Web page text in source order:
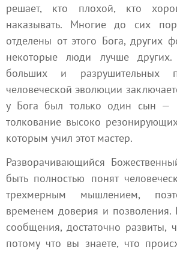
решает, кто плохой, кто
наказывать. Многие до сих
отделены от этого Бога, других
некоторые люди лучше
больших и разрушительных
человеческой эволюции
у Бога был только один сын —
толкование высоко
которым учил этот мастер.
Разворачивающийся
быть полностью понят
трехмерным мышлением,
временем доверия и
сообщения, достаточно развиты,
потому что вы знаете, что